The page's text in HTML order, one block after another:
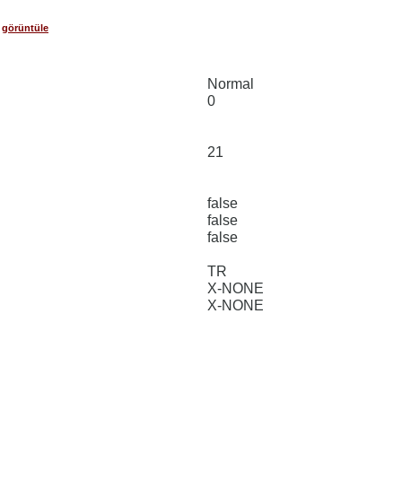
görüntüle
Normal
0
21
false
false
false
TR
X-NONE
X-NONE